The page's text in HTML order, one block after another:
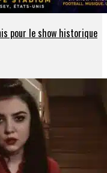
pour le show historique